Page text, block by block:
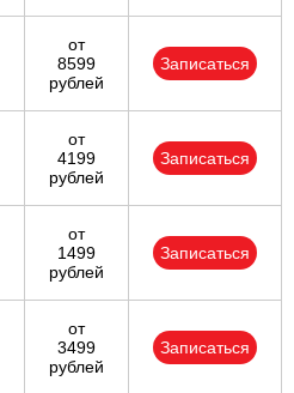
от
8599
рублей
Записаться
от
4199
рублей
Записаться
от
1499
рублей
Записаться
от
3499
рублей
Записаться